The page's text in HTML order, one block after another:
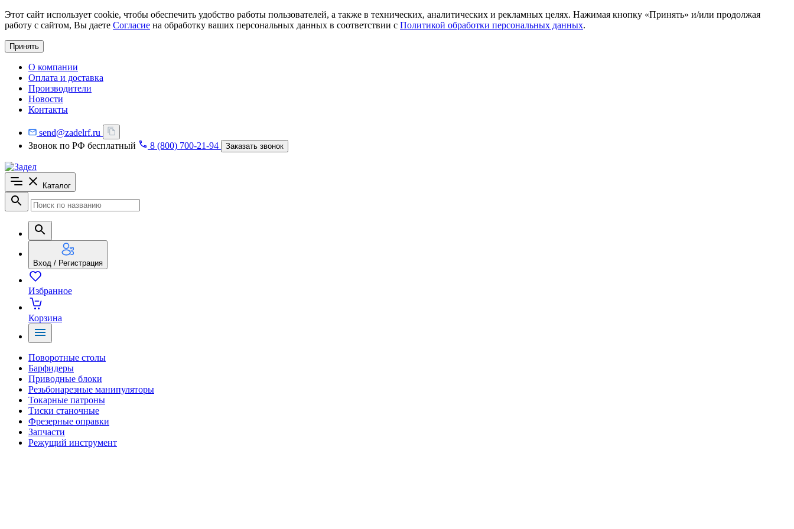
Этот сайт использует cookie, чтобы обеспечить удобство работы пользователей, а также в технических, аналитических и рекламных целях. Нажимая кнопку «Принять» и/или продолжая
работу с сайтом, Вы даете Согласие на обработку ваших персональных данных в соответствии с Политикой обработки персональных данных.
Принять
О компании
Оплата и доставка
Производители
Новости
Контакты
send@zadelrf.ru
Звонок по РФ бесплатный
8 (800) 700-21-94 Заказать звонок
Каталог
Вход / Регистрация
Избранное
Корзина
Поворотные столы
Барфидеры
Приводные блоки
Резьбонарезные манипуляторы
Токарные патроны
Тиски станочные
Фрезерные оправки
Запчасти
Режущий инструмент